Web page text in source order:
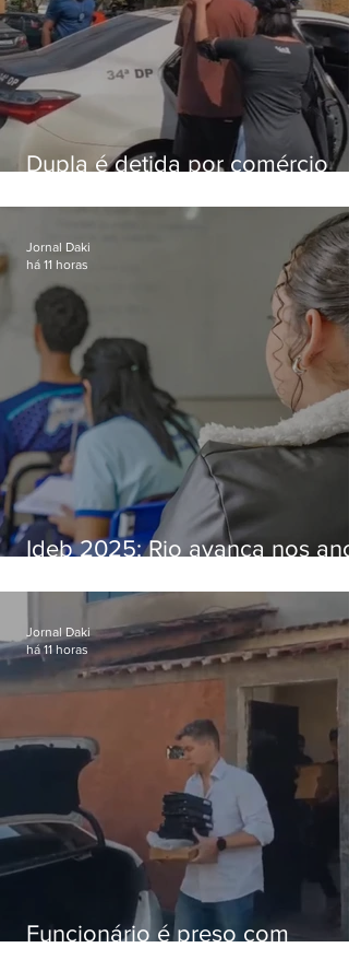
Dupla é detida por comércio
Bangu
Ideb 2025: Rio avança nos
nacional
Jornal Daki
há 11 horas
Funcionário é preso com
Jornal Daki
há 11 horas